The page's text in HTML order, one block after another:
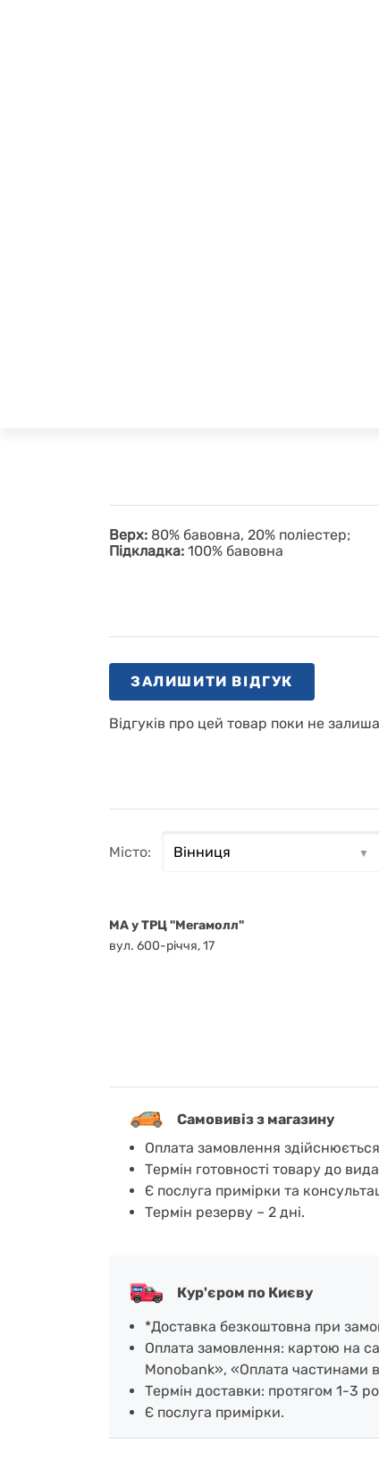
Верх: 80% бавовна, 20% поліестер;
Підкладка: 100% бавовна
ЗАЛИШИТИ ВІДГУК
Відгуків про цей товар поки не
Місто:
MA у ТРЦ "Мегамолл"
вул. 600-річчя, 17
Самовивіз з магазину
Оплата замовлення
Термін готовності товару до
Є послуга примірки та
Термін резерву – 2 дні.
Кур'єром по Києву
*Доставка безкоштовна при
Оплата замовлення: картою на
Monobank», «Оплата частинами
Термін доставки: протягом 1-3
Є послуга примірки.